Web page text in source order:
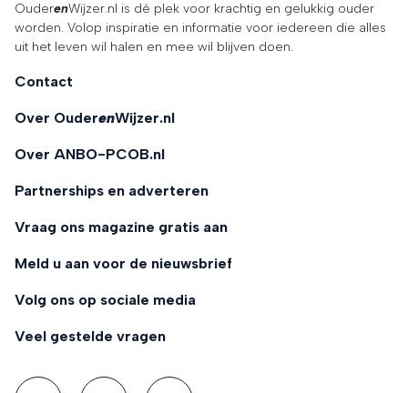
OuderenWijzer.nl is dé plek voor krachtig en gelukkig ouder
worden. Volop inspiratie en informatie voor iedereen die alles
uit het leven wil halen en mee wil blijven doen.
Contact
Over OuderenWijzer.nl
Over ANBO-PCOB.nl
Partnerships en adverteren
Vraag ons magazine gratis aan
Meld u aan voor de nieuwsbrief
Volg ons op sociale media
Veel gestelde vragen